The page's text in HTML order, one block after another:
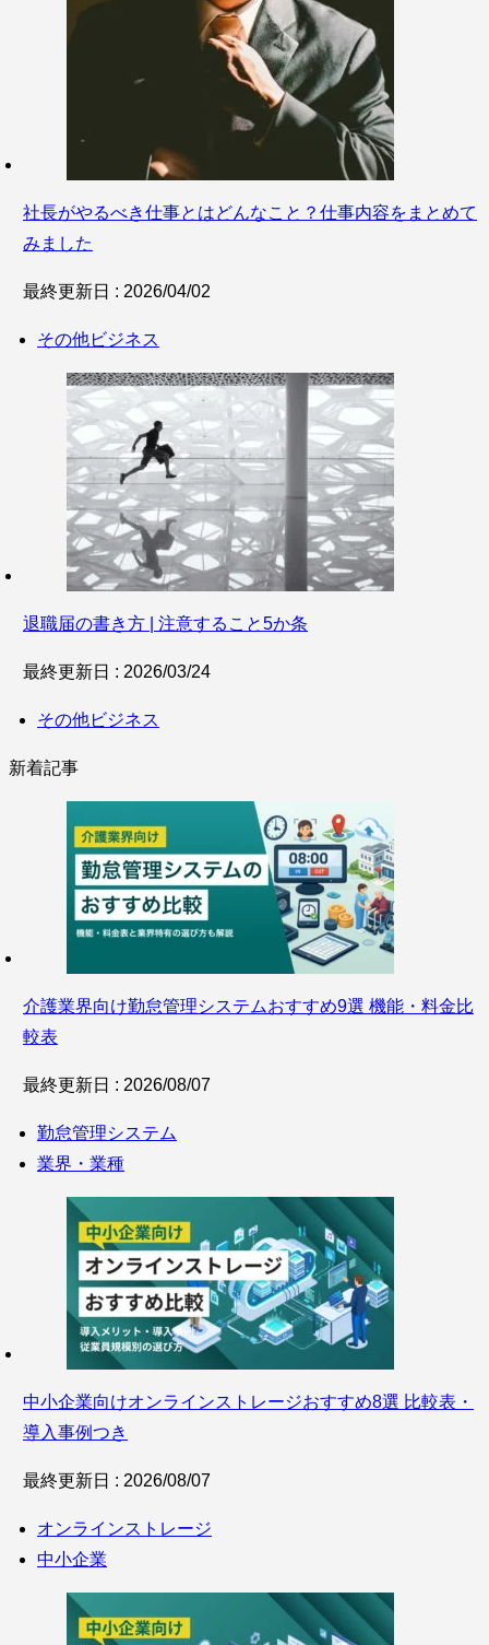
社長がやるべき仕事とはどんなこと？仕事内容をまとめて
みました
最終更新日 : 2026/04/02
その他ビジネス
退職届の書き方 | 注意すること5か条
最終更新日 : 2026/03/24
その他ビジネス
新着記事
介護業界向け勤怠管理システムおすすめ9選 機能・料金比
較表
最終更新日 : 2026/08/07
勤怠管理システム
業界・業種
中小企業向けオンラインストレージおすすめ8選 比較表・
導入事例つき
最終更新日 : 2026/08/07
オンラインストレージ
中小企業